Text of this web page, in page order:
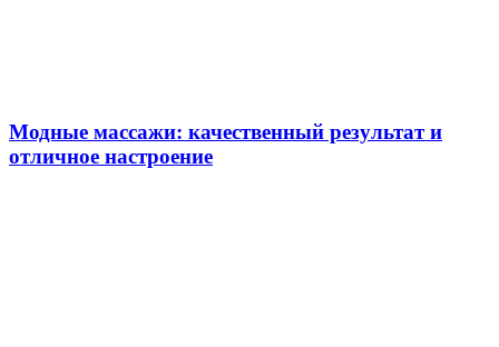
Модные массажи: качественный результат и
отличное настроение